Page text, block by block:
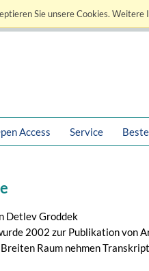
Sie unsere Cookies. Weitere
Access Service
Detlev Groddek
2002 zur Publikation von
Raum nehmen